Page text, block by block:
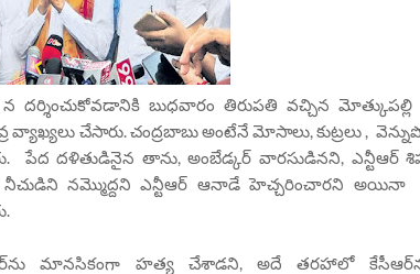
దర్శించుకోవడానికి బుధవారం తిరుపతి వచ్చిన మోత్కుపల్లి
వ్యాఖ్యలు చేసారు. చంద్రబాబు అంటేనే మోసాలు, కుట్రలు ,
పేద దళితుడినైన తాను, అంబేడ్కర్‌ వారసుడినని, ఎన్టీఆర్‌
నీచుడిని నమ్మొద్దని ఎన్టీఆర్‌ ఆనాడే హెచ్చరించారని అయినా
మానసికంగా హత్య చేశాడని, అదే తరహాలో